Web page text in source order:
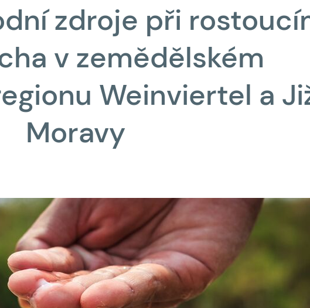
zdroje při
v zemědělském
Weinviertel a
Moravy